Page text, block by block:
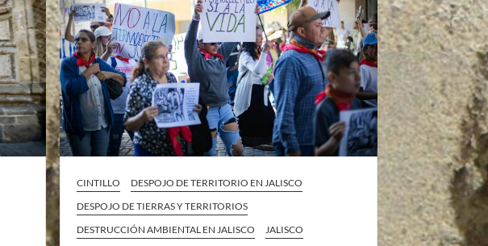
CINTILLO
DESPOJO DE TERRITORIO EN JALISCO
DESPOJO DE TIERRAS Y TERRITORIOS
DESTRUCCIÓN AMBIENTAL EN JALISCO
JALISCO